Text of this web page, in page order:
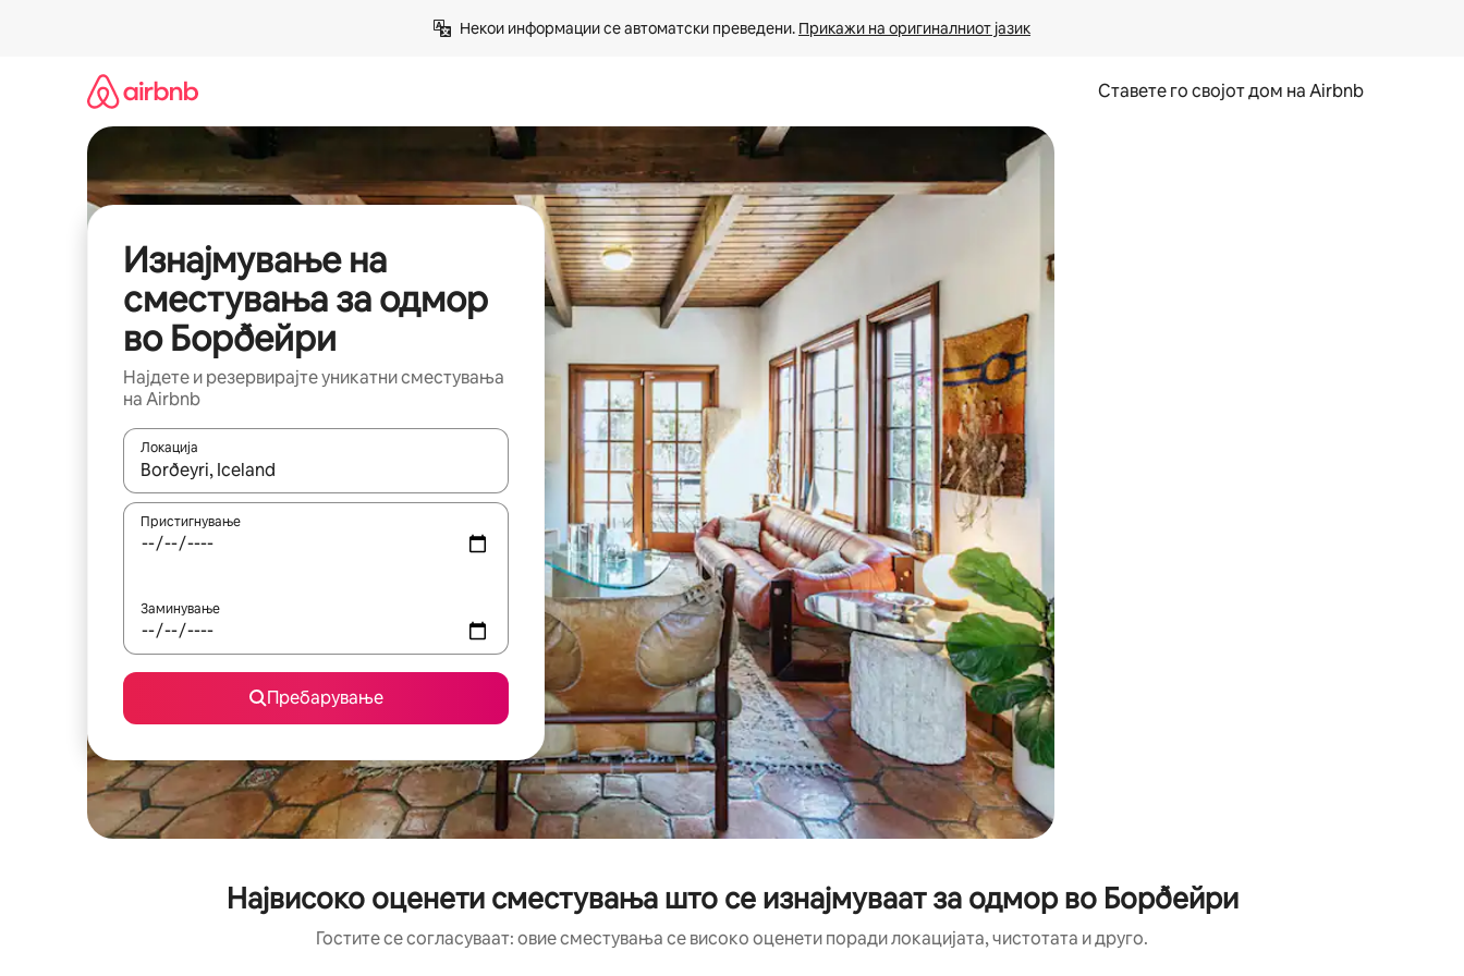
Некои информации се автоматски преведени. Прикажи на оригиналниот јазик
Ставете го својот дом на Airbnb
Изнајмување на
сместувања за одмор
во Борðейри
Најдете и резервирајте уникатни сместувања
на Airbnb
Локација
Кога резултатите се достапни, движете се со копчињата со стрелки нагоре и надолу или истражувајте со допирање или со лизгање.
Пристигнување
Заминување
Пребарување
Највисоко оценети сместувања што се изнајмуваат за одмор во Борðейри
Гостите се согласуваат: овие сместувања се високо оценети поради локацијата, чистотата и друго.